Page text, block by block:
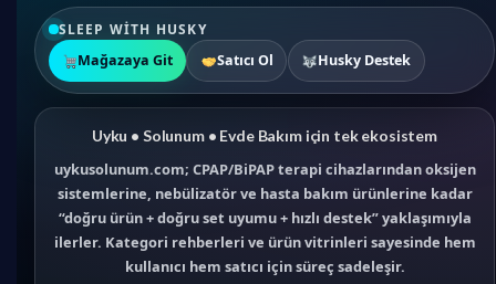
SLEEP WITH HUSKY
Mağazaya Git
Satıcı Ol Husky Destek
Uyku • Solunum • Evde Bakım için tek ekosistem
uykusolunum.com; CPAP/BiPAP terapi cihazlarından oksijen
sistemlerine, nebülizatör ve hasta bakım ürünlerine kadar
“doğru ürün + doğru set uyumu + hızlı destek” yaklaşımıyla
ilerler. Kategori rehberleri ve ürün vitrinleri sayesinde hem
kullanıcı hem satıcı için süreç sadeleşir.